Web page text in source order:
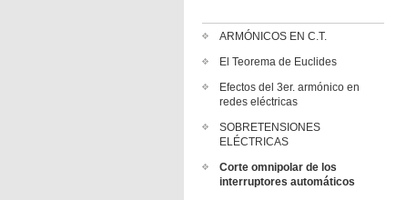
ARMÓNICOS EN C.T.
El Teorema de Euclides
Efectos del 3er. armónico en
redes eléctricas
SOBRETENSIONES
ELÉCTRICAS
Corte omnipolar de los
interruptores automáticos